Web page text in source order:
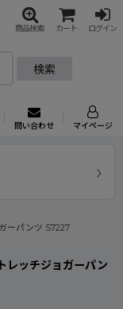
商品検索 カート ログイン
検索
問い合わせ マイページ
›
ーパンツ S7227
ッチジョガーパン